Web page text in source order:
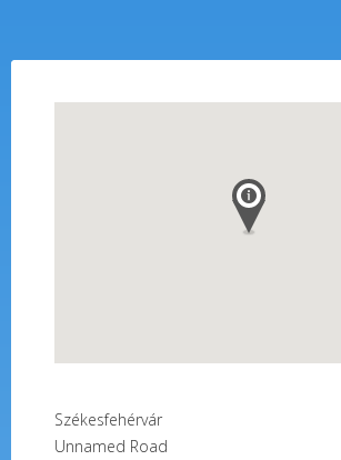
Székesfehérvár
Unnamed Road